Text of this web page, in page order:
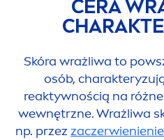
CERA
Skóra wrażliwa to
osób,
reaktywnością na
wewnętrzne. Wrażliwa
np. przez zaczerwienienie